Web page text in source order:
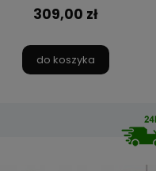
309,00 zł
do koszyka